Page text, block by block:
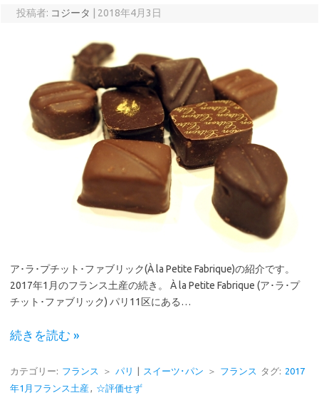
投稿者: コジータ 2018年4月3日
ア･ラ･プチット･ファブリック(À la Petite Fabrique)の紹介です。
2017年1月のフランス土産の続き。 À la Petite Fabrique (ア･ラ･プ
チット･ファブリック) パリ11区にある…
続きを読む »
カテゴリー: フランス ＞ パリ スイーツ･パン ＞ フランス タグ: 2017
年1月フランス土産, ☆評価せず